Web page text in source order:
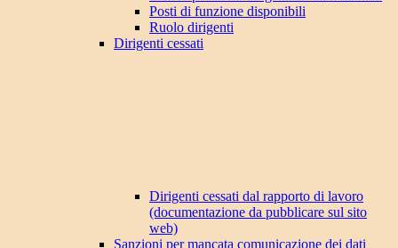
Posti di funzione disponibili
Ruolo dirigenti
Dirigenti cessati
Dirigenti cessati dal rapporto di lavoro
(documentazione da pubblicare sul sito
web)
Sanzioni per mancata comunicazione dei dati